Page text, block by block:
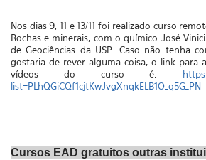
Nos dias 9, 11 e 13/11 foi realizado curso
Rochas e minerais, com o químicoJosé
de Geociências da USP. Caso não tenha
gostaria de rever alguma coisa, o link para
vídeos do curso é:
list=PLhQGiCQf1cjtKwJvgXnqkELB1O_q5G_PN
Cursos EAD gratuitos outras